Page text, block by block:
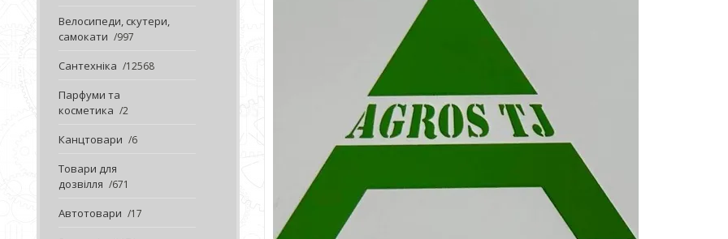
Велосипеди, скутери,
самокати
997
Сантехніка 12568
Парфуми та
косметика
2
Канцтовари 6
Товари для
дозвілля
671
Автотовари 17